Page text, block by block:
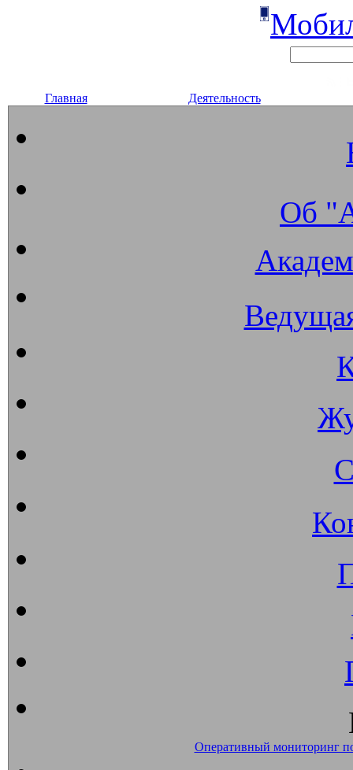
Главная Деятельность
Об
Оперативный мониторинг